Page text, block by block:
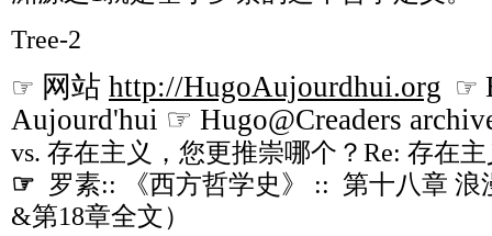
Tree-2
☞ 网站 http://HugoAujourdhui.org ☞
Aujourd'hui ☞ Hugo@Creaders
vs. 存在主义，您更推崇哪个？Re: 存在
☞ 罗素:: 《西方哲学史》 :: 第十八章 浪
&第18章全文）